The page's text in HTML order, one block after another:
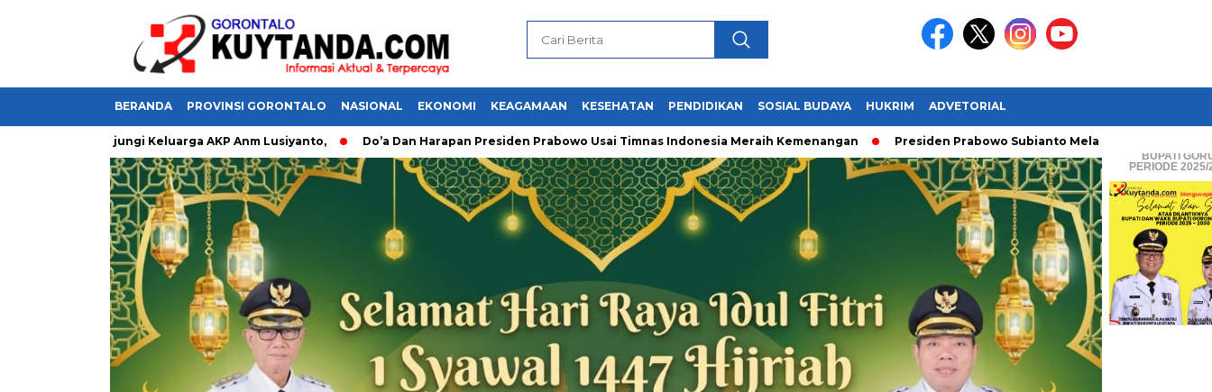
BERANDA PROVINSI GORONTALO NASIONAL EKONOMI KEAGAMAAN KESEHATAN PENDIDIKAN SOSIAL BUDAYA HUKRIM ADVETORIAL
Kunjungi Keluarga AKP Anm Lusiyanto, Do’a Dan Harapan Presiden Prabowo Usai Timnas Indonesia Meraih Kemenangan Presiden Prabowo Subianto Melantik 31 Dubes LBBP (RI)
BUPATI
PERIODE